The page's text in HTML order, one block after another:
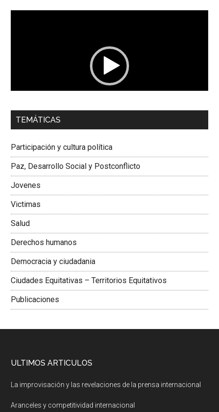
00:00 01:04
Dra. Carolina Corcho Mejía,Presidenta Corporación
Colombiana
TEMÁTICAS
Participación y cultura política
Paz, Desarrollo Social y Postconflicto
Jovenes
Victimas
Salud
Derechos humanos
Democracia y ciudadania
Ciudades Equitativas – Territorios Equitativos
Publicaciones
ULTIMOS ARTICULOS
La improvisación y las revelaciones de la prensa internacional
Aranceles y competitividad internacional